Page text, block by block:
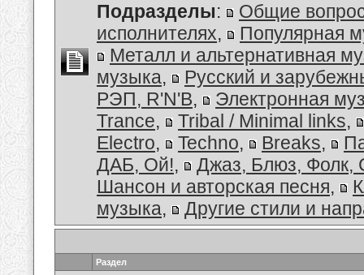
Подразделы:
Общие
исполнителях,
Популярная
Металл и альтернативная
музыка,
Русский и
РЭП, R'N'B,
Электронная
Trance, Tribal / Minimal links,
Electro, Techno, Breaks,
ДАБ, Ой!,
Джаз, Блюз, Фолк,
Шансон и авторская песня,
музыка, Другие стили и
Раздел